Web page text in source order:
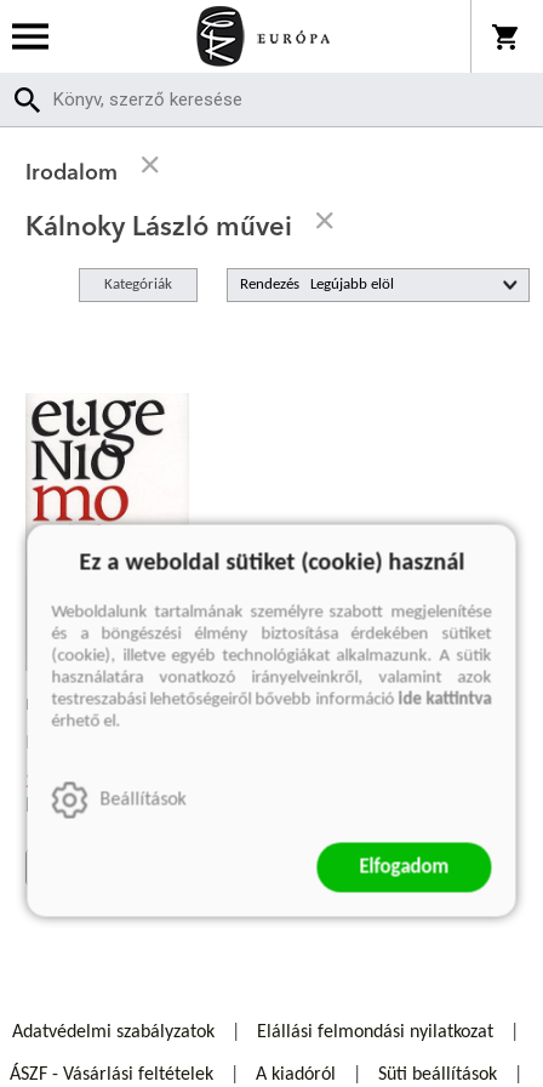
Irodalom
Kálnoky László művei
Kategóriák Rendezés
EUGENIO MONTALE VERSEI
2 993 Ft
Eredeti ár:3 990 Ft
Adatvédelmi szabályzatok Elállási felmondási nyilatkozat
ÁSZF - Vásárlási feltételek A kiadóról Süti beállítások
Ez a weboldal sütiket (cookie) használ
Weboldalunk tartalmának személyre szabott megjelenítése
és a böngészési élmény biztosítása érdekében sütiket
(cookie), illetve egyéb technológiákat alkalmazunk. A sütik
használatára vonatkozó irányelveinkről, valamint azok
testreszabási lehetőségeiről bővebb információ ide kattintva
érhető el.
Beállítások
Elfogadom